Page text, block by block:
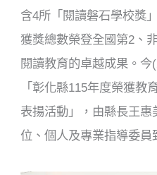
含4所「閱讀磐石學校獎
獲獎總數榮登全國第2、
閱讀教育的卓越成果。
「彰化縣115年度榮獲教
表揚活動」，由縣長王
位、個人及專業指導委員